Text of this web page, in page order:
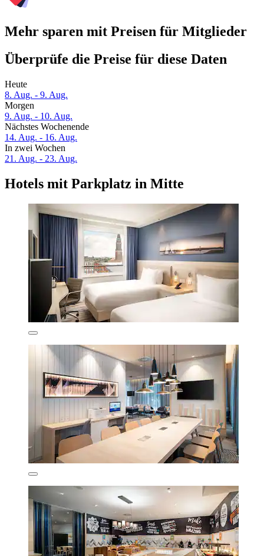
Mehr sparen mit Preisen für Mitglieder
Überprüfe die Preise für diese Daten
Heute
8. Aug. - 9. Aug.
Morgen
9. Aug. - 10. Aug.
Nächstes Wochenende
14. Aug. - 16. Aug.
In zwei Wochen
21. Aug. - 23. Aug.
Hotels mit Parkplatz in Mitte